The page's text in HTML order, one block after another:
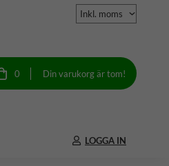
0 Din varukorg är tom!
LOGGA IN